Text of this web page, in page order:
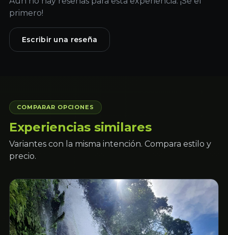
primero!
Escribir una reseña
COMPARAR OPCIONES
Experiencias similares
Variantes con la misma intención. Compara estilo y
precio.